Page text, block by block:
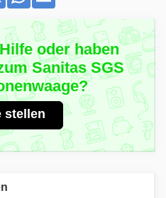
oder haben
Sanitas SGS
stellen